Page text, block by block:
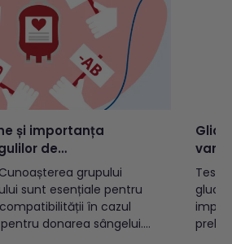
și importanța
de
grupului
sunt esențiale pentru
în cazul
donarea sângelui.